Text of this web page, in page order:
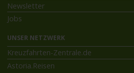
Newsletter
Jobs
UNSER NETZWERK
Kreuzfahrten-Zentrale.de
Astoria.Reisen